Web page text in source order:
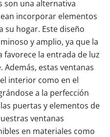
son una alternativa
incorporar elementos
su hogar. Este diseño
y amplio, ya que la
la entrada de luz
estas ventanas
interior como en el
a la perfección
puertas y elementos de
ventanas
en materiales como